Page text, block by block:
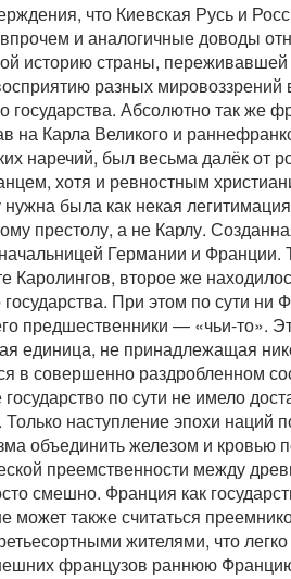
что Киевская Русь и
и аналогичные доводы
историю страны, переживавшей
разных мировоззрений
государства. Абсолютно так же
на Карла Великого и
наречий, был весьма далёк
хотя и ревностным
была как некая
престолу, а не Карлу.
Германии и Франции.
Каролингов, второе же
государства. При этом по сути
предшественники — «чьи-то».
единица, не принадлежащая
в совершенно раздробленном
государство по сути не имело
наступление эпохи наций
объединить железом и кровью
преемственности между
смешно. Франция как
может также считаться
жителями, что
французов раннюю